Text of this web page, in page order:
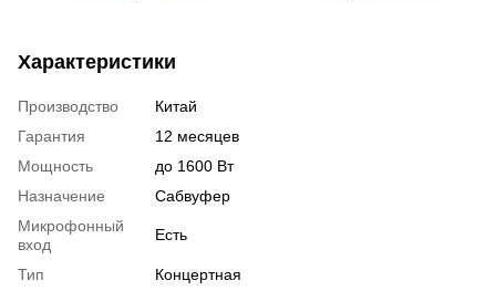
Характеристики
Производство
Китай
Гарантия
12 месяцев
Мощность
до 1600 Вт
Назначение
Сабвуфер
Микрофонный
вход
Есть
Тип
Концертная